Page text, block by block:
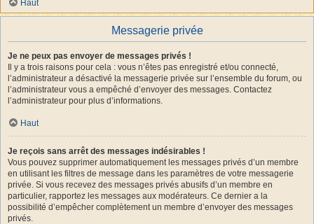
Haut
Messagerie privée
Je ne peux pas envoyer de messages privés !
Il y a trois raisons pour cela : vous n’êtes pas enregistré et/ou connecté,
l’administrateur a désactivé la messagerie privée sur l’ensemble du forum, ou
l’administrateur vous a empêché d’envoyer des messages. Contactez
l’administrateur pour plus d’informations.
Haut
Je reçois sans arrêt des messages indésirables !
Vous pouvez supprimer automatiquement les messages privés d’un membre
en utilisant les filtres de message dans les paramètres de votre messagerie
privée. Si vous recevez des messages privés abusifs d’un membre en
particulier, rapportez les messages aux modérateurs. Ce dernier a la
possibilité d’empêcher complètement un membre d’envoyer des messages
privés.